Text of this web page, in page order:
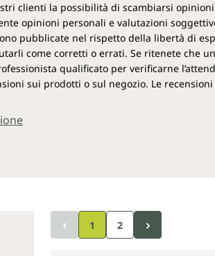
clienti la possibilità di scambiarsi
opinioni personali e valutazioni
pubblicate nel rispetto della libertà di
come corretti o errati. Se ritenete che
qualificato per verificarne
sui prodotti o sul negozio. Le
1 2